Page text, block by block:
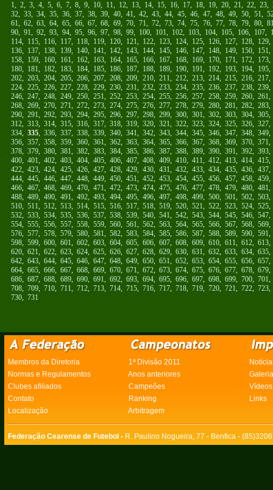
1, 2, 3, 4, 5, 6, 7, 8, 9, 10, 11, 12, 13, 14, 15, 16, 17, 18, 19, 20, 21, 22, 23,
32, 33, 34, 35, 36, 37, 38, 39, 40, 41, 42, 43, 44, 45, 46, 47, 48, 49, 50, 51,
61, 62, 63, 64, 65, 66, 67, 68, 69, 70, 71, 72, 73, 74, 75, 76, 77, 78, 79, 80,
90, 91, 92, 93, 94, 95, 96, 97, 98, 99, 100, 101, 102, 103, 104, 105, 106, 107,
114, 115, 116, 117, 118, 119, 120, 121, 122, 123, 124, 125, 126, 127, 128, 129
136, 137, 138, 139, 140, 141, 142, 143, 144, 145, 146, 147, 148, 149, 150, 151
158, 159, 160, 161, 162, 163, 164, 165, 166, 167, 168, 169, 170, 171, 172, 173
180, 181, 182, 183, 184, 185, 186, 187, 188, 189, 190, 191, 192, 193, 194, 195
202, 203, 204, 205, 206, 207, 208, 209, 210, 211, 212, 213, 214, 215, 216, 217
224, 225, 226, 227, 228, 229, 230, 231, 232, 233, 234, 235, 236, 237, 238, 239
246, 247, 248, 249, 250, 251, 252, 253, 254, 255, 256, 257, 258, 259, 260, 261
268, 269, 270, 271, 272, 273, 274, 275, 276, 277, 278, 279, 280, 281, 282, 283
290, 291, 292, 293, 294, 295, 296, 297, 298, 299, 300, 301, 302, 303, 304, 305
312, 313, 314, 315, 316, 317, 318, 319, 320, 321, 322, 323, 324, 325, 326, 327
334, 335, 336, 337, 338, 339, 340, 341, 342, 343, 344, 345, 346, 347, 348, 349
356, 357, 358, 359, 360, 361, 362, 363, 364, 365, 366, 367, 368, 369, 370, 371
378, 379, 380, 381, 382, 383, 384, 385, 386, 387, 388, 389, 390, 391, 392, 393
400, 401, 402, 403, 404, 405, 406, 407, 408, 409, 410, 411, 412, 413, 414, 415
422, 423, 424, 425, 426, 427, 428, 429, 430, 431, 432, 433, 434, 435, 436, 437
444, 445, 446, 447, 448, 449, 450, 451, 452, 453, 454, 455, 456, 457, 458, 459
466, 467, 468, 469, 470, 471, 472, 473, 474, 475, 476, 477, 478, 479, 480, 481
488, 489, 490, 491, 492, 493, 494, 495, 496, 497, 498, 499, 500, 501, 502, 503
510, 511, 512, 513, 514, 515, 516, 517, 518, 519, 520, 521, 522, 523, 524, 525
532, 533, 534, 535, 536, 537, 538, 539, 540, 541, 542, 543, 544, 545, 546, 547
554, 555, 556, 557, 558, 559, 560, 561, 562, 563, 564, 565, 566, 567, 568, 569
576, 577, 578, 579, 580, 581, 582, 583, 584, 585, 586, 587, 588, 589, 590, 591
598, 599, 600, 601, 602, 603, 604, 605, 606, 607, 608, 609, 610, 611, 612, 613
620, 621, 622, 623, 624, 625, 626, 627, 628, 629, 630, 631, 632, 633, 634, 635
642, 643, 644, 645, 646, 647, 648, 649, 650, 651, 652, 653, 654, 655, 656, 657
664, 665, 666, 667, 668, 669, 670, 671, 672, 673, 674, 675, 676, 677, 678, 679
686, 687, 688, 689, 690, 691, 692, 693, 694, 695, 696, 697, 698, 699, 700, 701
708, 709, 710, 711, 712, 713, 714, 715, 716, 717, 718, 719, 720, 721, 722, 723
730, 731
Membros da Diretoria 1ª Divisão 2011
Normas e Regulamentos
Anos anteriores
Clubes afiliados
Campeões
Vídeos
Contato
Ranking
Links
Localização
Arbitragem
Federação Cearense de Futebol - R. Paulino Nogueira, 77 - Benfica -